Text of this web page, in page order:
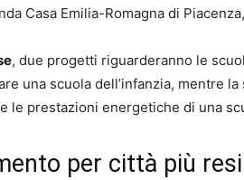
Casa Emilia-Romagna di
, due progetti riguarderanno le
una scuola dell’infanzia, mentre
le prestazioni energetiche di una
per città più